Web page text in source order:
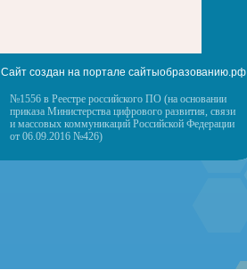
Сайт создан на портале сайтыобразованию.рф
№1556 в Реестре российского ПО (на основании
приказа Министерства цифрового развития, связи
и массовых коммуникаций Российской Федерации
от 06.09.2016 №426)